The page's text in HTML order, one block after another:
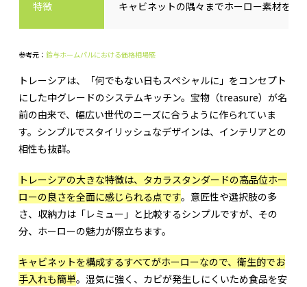
特徴 キャビネットの隅々までホーロー素材を使
参考元： 鈴与ホームパルにおける価格相場感
トレーシアは、「何でもない日もスペシャルに」をコンセプト
にした中グレードのシステムキッチン。宝物（treasure）が名
前の由来で、幅広い世代のニーズに合うように作られていま
す。シンプルでスタイリッシュなデザインは、インテリアとの
相性も抜群。
トレーシアの大きな特徴は、タカラスタンダードの高品位ホー
ローの良さを全面に感じられる点です。意匠性や選択肢の多
さ、収納力は「レミュー」と比較するシンプルですが、その
分、ホーローの魅力が際立ちます。
キャビネットを構成するすべてがホーローなので、衛生的でお
手入れも簡単。湿気に強く、カビが発生しにくいため食品を安